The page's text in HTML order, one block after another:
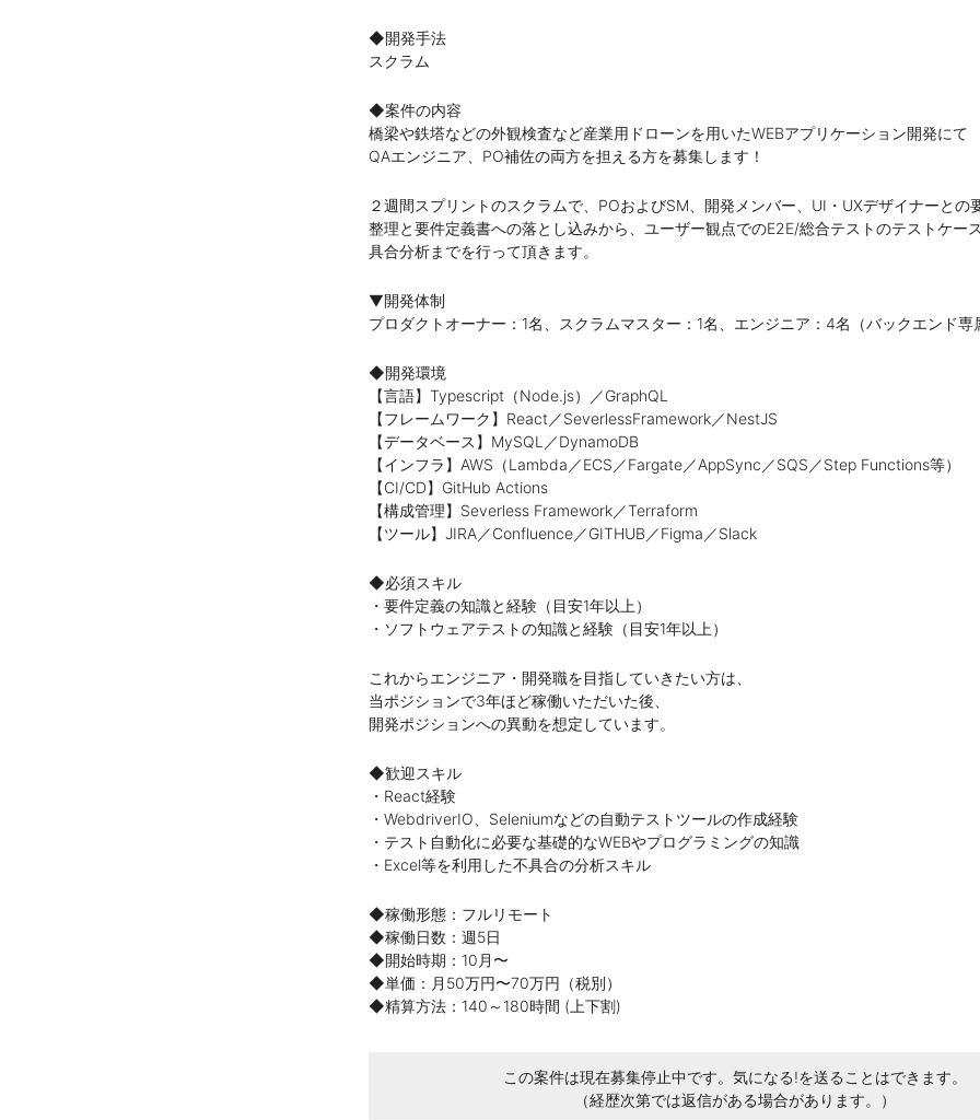
◆開発手法
スクラム
◆案件の内容
橋梁や鉄塔などの外観検査など産業用ドローンを用いたWEBアプリケーション開発にて
QAエンジニア、PO補佐の両方を担える方を募集します！
２週間スプリントのスクラムで、POおよびSM、開発メンバー、UI・UXデザイナーとの
整理と要件定義書への落とし込みから、ユーザー観点でのE2E/総合テストのテストケー
具合分析までを行って頂きます。
▼開発体制
プロダクトオーナー：1名、スクラムマスター：1名、エンジニア：4名（バックエンド専
◆開発環境
【言語】Typescript（Node.js）／GraphQL
【フレームワーク】React／SeverlessFramework／NestJS
【データベース】MySQL／DynamoDB
【インフラ】AWS（Lambda／ECS／Fargate／AppSync／SQS／Step Functions等）
【CI/CD】GitHub Actions
【構成管理】Severless Framework／Terraform
【ツール】JIRA／Confluence／GITHUB／Figma／Slack
◆必須スキル
・要件定義の知識と経験（目安1年以上）
・ソフトウェアテストの知識と経験（目安1年以上）
これからエンジニア・開発職を目指していきたい方は、
当ポジションで3年ほど稼働いただいた後、
開発ポジションへの異動を想定しています。
◆歓迎スキル
・React経験
・WebdriverIO、Seleniumなどの自動テストツールの作成経験
・テスト自動化に必要な基礎的なWEBやプログラミングの知識
・Excel等を利用した不具合の分析スキル
◆稼働形態：フルリモート
◆稼働日数：週5日
◆開始時期：10月〜
◆単価：月50万円〜70万円（税別）
◆精算方法：140～180時間 (上下割)
この案件は現在募集停止中です。気になる!を送ることはできます。
（経歴次第では返信がある場合があります。）